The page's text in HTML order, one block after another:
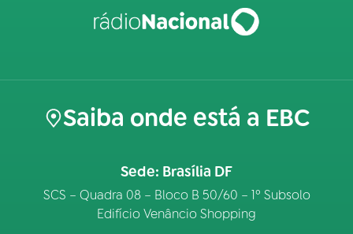
Saiba onde está a EBC
Sede: Brasília DF
SCS – Quadra 08 – Bloco B 50/60 – 1º Subsolo
Edifício Venâncio Shopping